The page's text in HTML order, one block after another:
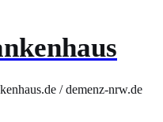
/ demenz-nrw.de